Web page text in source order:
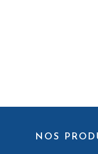
NOS